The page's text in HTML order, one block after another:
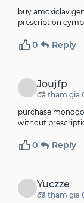
buy amoxiclav
prescription
0 Reply
Joujfp
đã tham gia
purchase
without
0 Reply
Yuczze
đã tham gia